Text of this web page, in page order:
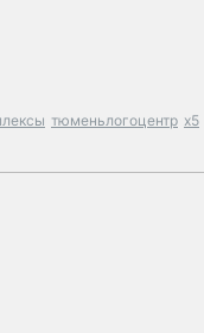
тюменьлогоцентр x5